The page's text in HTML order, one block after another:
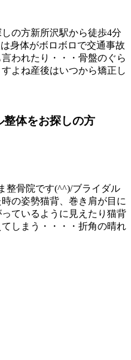
の方新所沢駅から徒歩4分
身体がボロボロで交通事故
われたり・・・骨盤のぐら
よね産後はいつから矯正し
整体をお探しの方
整骨院です(^^)/ブライダル
の姿勢猫背、巻き肩が目に
ているように見えたり猫背
しまう・・・・折角の晴れ